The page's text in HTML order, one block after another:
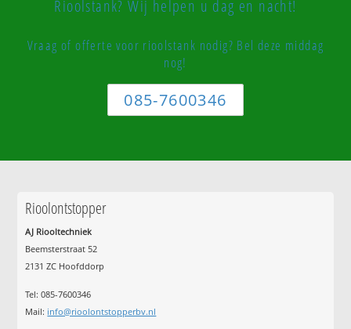
Rioolstank? Wij helpen u dag en nacht!
Vraag of offerte voor rioolstank nodig? Bel deze middag
nog!
085-7600346
Rioolontstopper
AJ Riooltechniek
Beemsterstraat 52
2131 ZC Hoofddorp
Tel:085-7600346
Mail: info@rioolontstopperbv.nl